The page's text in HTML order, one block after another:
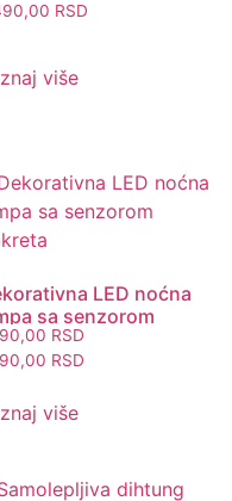
RSD
više
LED noćna
sa senzorom
RSD
RSD
više